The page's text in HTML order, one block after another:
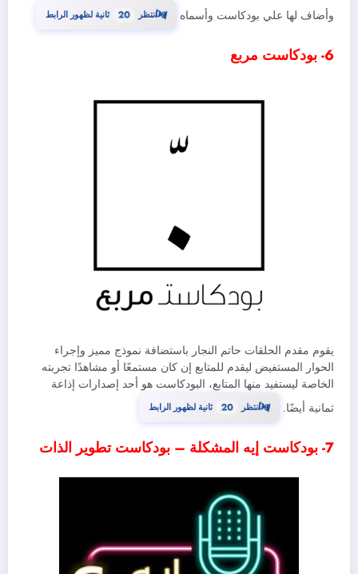
وأضاف لها علي بودكاست وأسماه
⏳انتظر 19 ثانية لظهور الرابط
6- بودكاست مربع
يقوم مقدم الحلقات حاتم النجار باستضافة نموذج مميز وإجراء
الحوار المستفيض ليقدم للمتابع إن كان مستمعًا أو مشاهدًا تجربته
الخاصة ليستفيد منها المتابع، البودكاست هو أحد إصدارات إذاعة
ثمانية أيضًا.
⏳انتظر 19 ثانية لظهور الرابط
7- بودكاست إيه المشكلة – بودكاست تطوير الذات